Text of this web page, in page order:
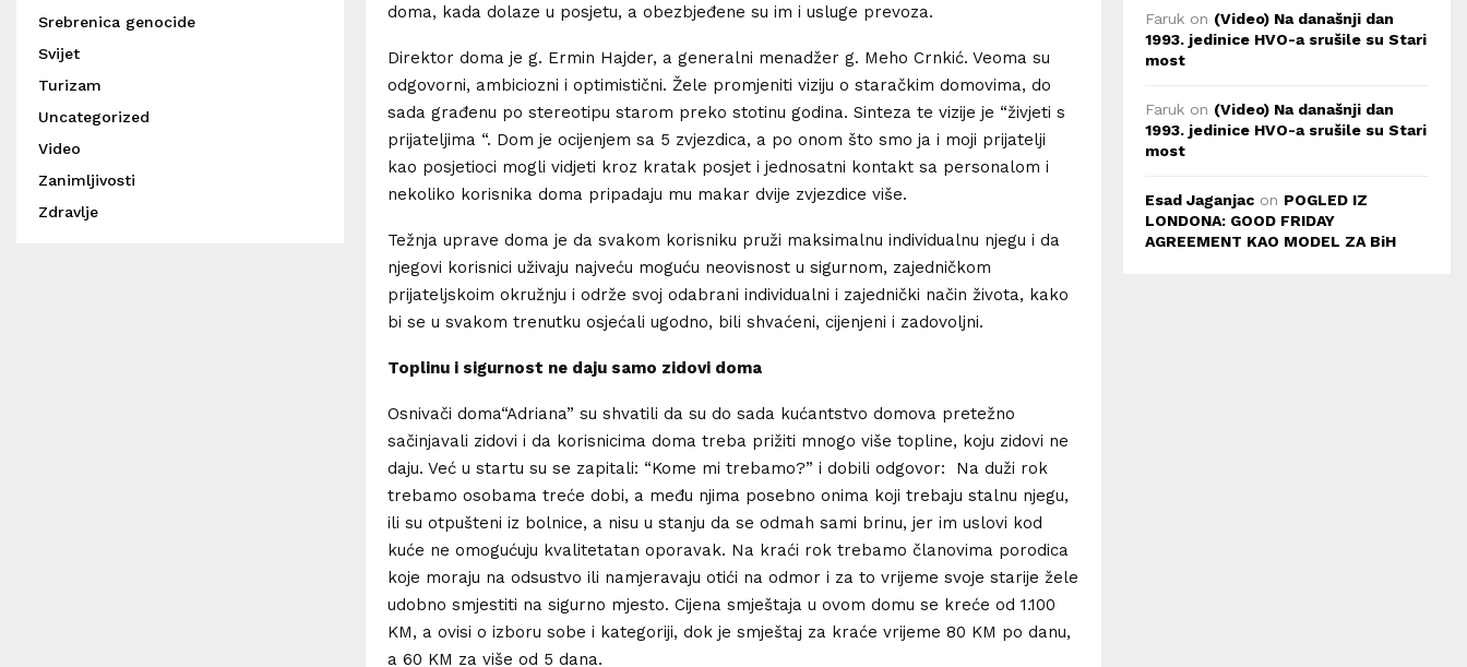
doma, kada dolaze u posjetu, a obezbjeđene su im i usluge prevoza.
Direktor doma je g. Ermin Hajder, a generalni menadžer g. Meho Crnkić. Veoma su
odgovorni, ambiciozni i optimistični. Žele promjeniti viziju o staračkim domovima, do
sada građenu po stereotipu starom preko stotinu godina. Sinteza te vizije je “živjeti s
prijateljima “. Dom je ocijenjem sa 5 zvjezdica, a po onom što smo ja i moji prijatelji
kao posjetioci mogli vidjeti kroz kratak posjet i jednosatni kontakt sa personalom i
nekoliko korisnika doma pripadaju mu makar dvije zvjezdice više.
Težnja uprave doma je da svakom korisniku pruži maksimalnu individualnu njegu i da
njegovi korisnici uživaju najveću moguću neovisnost u sigurnom, zajedničkom
prijateljskoim okružnju i održe svoj odabrani individualni i zajednički način života, kako
bi se u svakom trenutku osjećali ugodno, bili shvaćeni, cijenjeni i zadovoljni.
Toplinu i sigurnost ne daju samo zidovi doma
Osnivači doma“Adriana” su shvatili da su do sada kućantstvo domova pretežno
sačinjavali zidovi i da korisnicima doma treba prižiti mnogo više topline, koju zidovi ne
daju. Već u startu su se zapitali: “Kome mi trebamo?” i dobili odgovor: Na duži rok
trebamo osobama treće dobi, a među njima posebno onima koji trebaju stalnu njegu,
ili su otpušteni iz bolnice, a nisu u stanju da se odmah sami brinu, jer im uslovi kod
kuće ne omogućuju kvalitetatan oporavak. Na kraći rok trebamo članovima porodica
koje moraju na odsustvo ili namjeravaju otići na odmor i za to vrijeme svoje starije žele
udobno smjestiti na sigurno mjesto. Cijena smještaja u ovom domu se kreće od 1.100
KM, a ovisi o izboru sobe i kategoriji, dok je smještaj za kraće vrijeme 80 KM po danu,
a 60 KM za više od 5 dana.
Srebrenica genocide
Svijet
Turizam
Uncategorized
Video
Zanimljivosti
Zdravlje
Faruk on (Video) Na današnji dan
1993. jedinice HVO-a srušile su Stari
most
Faruk on (Video) Na današnji dan
1993. jedinice HVO-a srušile su Stari
most
Esad Jaganjac on POGLED IZ
LONDONA: GOOD FRIDAY
AGREEMENT KAO MODEL ZA BiH